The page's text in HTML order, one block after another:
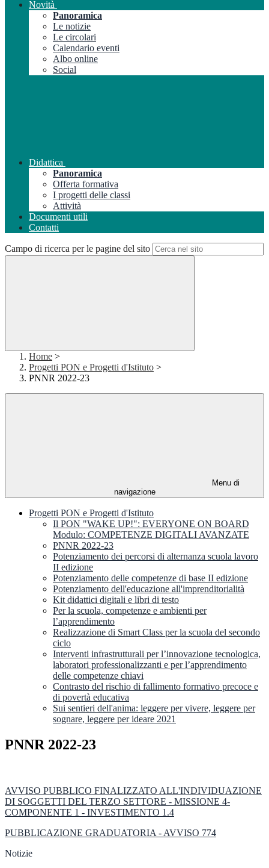
Novità
Panoramica
Le notizie
Le circolari
Calendario eventi
Albo online
Social
Didattica
Panoramica
Offerta formativa
I progetti delle classi
Attività
Documenti utili
Contatti
Campo di ricerca per le pagine del sito
Home >
Progetti PON e Progetti d'Istituto >
PNNR 2022-23
Menu di
navigazione
Progetti PON e Progetti d'Istituto
Il PON "WAKE UP!": EVERYONE ON BOARD
Modulo: COMPETENZE DIGITALI AVANZATE
PNNR 2022-23
Potenziamento dei percorsi di alternanza scuola lavoro
II edizione
Potenziamento delle competenze di base II edizione
Potenziamento dell'educazione all'imprenditorialità
Kit didattici digitali e libri di testo
Per la scuola, competenze e ambienti per
l’apprendimento
Realizzazione di Smart Class per la scuola del secondo
ciclo
Interventi infrastrutturali per l’innovazione tecnologica,
laboratori professionalizzanti e per l’apprendimento
delle competenze chiavi
Contrasto del rischio di fallimento formativo precoce e
di povertà educativa
Sui sentieri dell'anima: leggere per vivere, leggere per
sognare, leggere per ideare 2021
PNNR 2022-23
AVVISO PUBBLICO FINALIZZATO ALL'INDIVIDUAZIONE
DI SOGGETTI DEL TERZO SETTORE - MISSIONE 4-
COMPONENTE 1 - INVESTIMENTO 1.4
PUBBLICAZIONE GRADUATORIA - AVVISO 774
Notizie